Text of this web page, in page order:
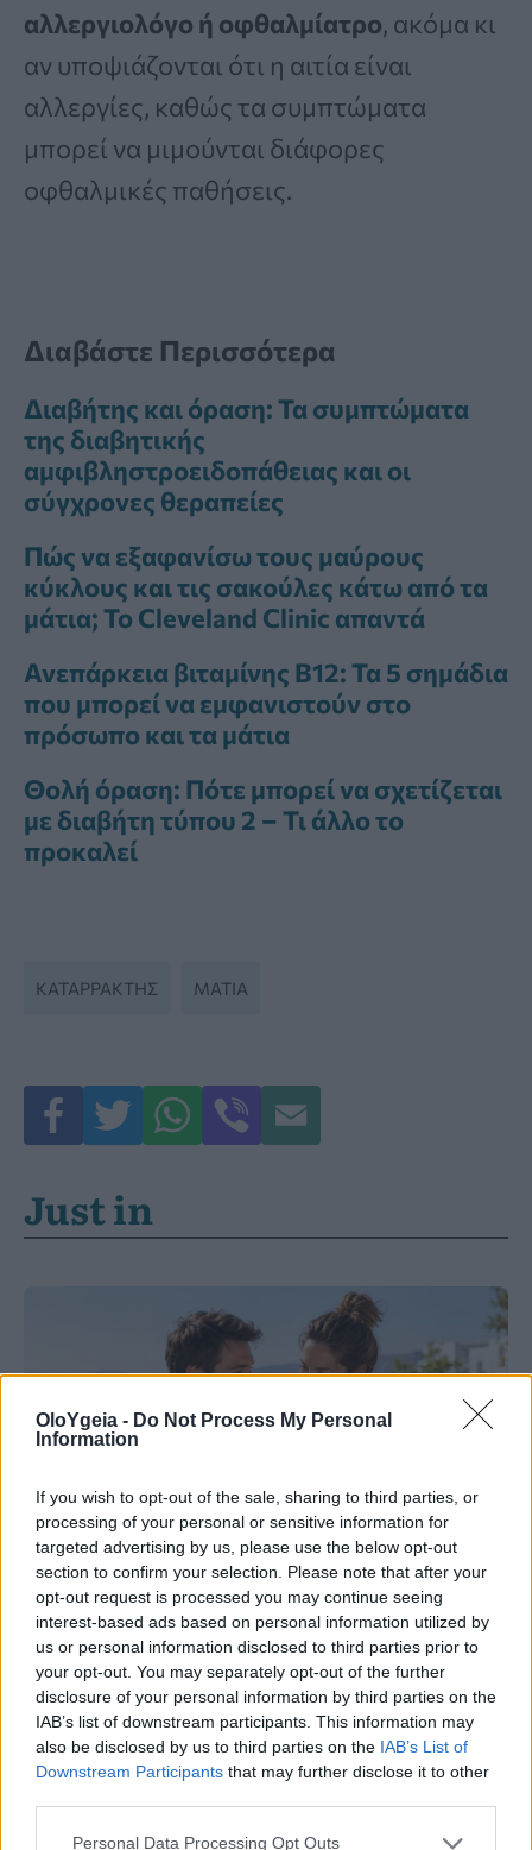
OloYgeia - Do Not Process My Personal
Information
If you wish to opt-out of the sale, sharing to third parties, or
processing of your personal or sensitive information for
targeted advertising by us, please use the below opt-out
section to confirm your selection. Please note that after your
opt-out request is processed you may continue seeing
interest-based ads based on personal information utilized by
us or personal information disclosed to third parties prior to
your opt-out. You may separately opt-out of the further
disclosure of your personal information by third parties on the
IAB’s list of downstream participants. This information may
also be disclosed by us to third parties on the IAB’s List of
Downstream Participants that may further disclose it to other
Personal Data Processing Opt Outs
αλλεργιολόγο ή οφθαλμίατρο, ακόμα κι
αν υποψιάζονται ότι η αιτία είναι
αλλεργίες, καθώς τα συμπτώματα
μπορεί να μιμούνται διάφορες
οφθαλμικές παθήσεις.
Διαβάστε Περισσότερα
Διαβήτης και όραση: Τα συμπτώματα
της διαβητικής
αμφιβληστροειδοπάθειας και οι
σύγχρονες θεραπείες
Πώς να εξαφανίσω τους μαύρους
κύκλους και τις σακούλες κάτω από τα
μάτια; Το Cleveland Clinic απαντά
Ανεπάρκεια βιταμίνης Β12: Τα 5 σημάδια
που μπορεί να εμφανιστούν στο
πρόσωπο και τα μάτια
Θολή όραση: Πότε μπορεί να σχετίζεται
με διαβήτη τύπου 2 – Τι άλλο το
προκαλεί
ΚΑΤΑΡΡΑΚΤΗΣ ΜΆΤΙΑ
Just in
ΝΕΑ ΜΕΛΕΤΗ
Ο αριθμός των παιδιών που έχετε
μπορεί να δείξει πόσο θα ζήσετε – Πόσα
παιδιά φέρνουν μακροζωία
Νέα μελέτη εξετάζει αν ο αριθμός των παιδιών